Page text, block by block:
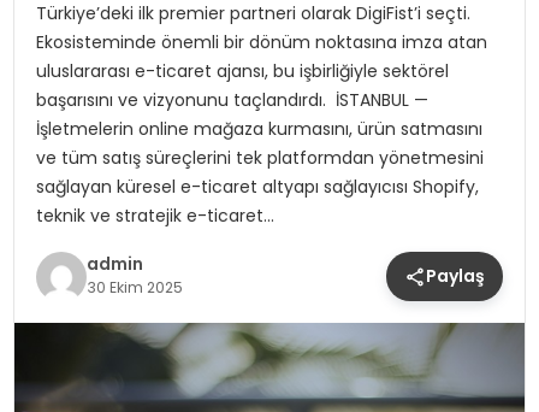
TOROSLAR’DA PAZAR GERGİNLİĞİ!
Türkiye’deki ilk premier partneri olarak DigiFist’i seçti.
Ekosisteminde önemli bir dönüm noktasına imza atan
uluslararası e-ticaret ajansı, bu işbirliğiyle sektörel
başarısını ve vizyonunu taçlandırdı. İSTANBUL —
İşletmelerin online mağaza kurmasını, ürün satmasını
ve tüm satış süreçlerini tek platformdan yönetmesini
sağlayan küresel e-ticaret altyapı sağlayıcısı Shopify,
teknik ve stratejik e-ticaret…
admin
30 Ekim 2025 Paylaş